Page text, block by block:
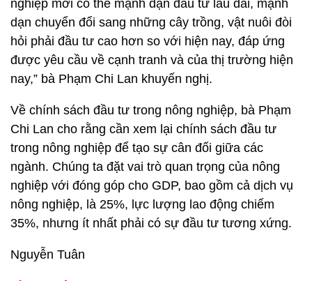
nghiệp mới có thể mạnh dạn đầu tư lâu dài, mạnh
dạn chuyển đổi sang những cây trồng, vật nuôi đòi
hỏi phải đầu tư cao hơn so với hiện nay, đáp ứng
được yêu cầu về cạnh tranh và của thị trường hiện
nay,” bà Phạm Chi Lan khuyến nghị.
Về chính sách đầu tư trong nông nghiệp, bà Phạm
Chi Lan cho rằng cần xem lại chính sách đầu tư
trong nông nghiệp để tạo sự cân đối giữa các
ngành. Chúng ta đặt vai trò quan trọng của nông
nghiệp với đóng góp cho GDP, bao gồm cả dịch vụ
nông nghiệp, là 25%, lực lượng lao động chiếm
35%, nhưng ít nhất phải có sự đầu tư tương xứng.
Nguyễn Tuân